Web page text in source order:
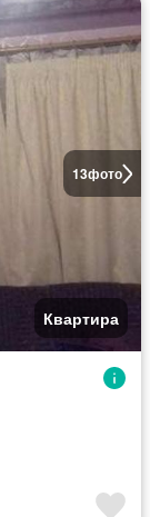
13фото
Квартира